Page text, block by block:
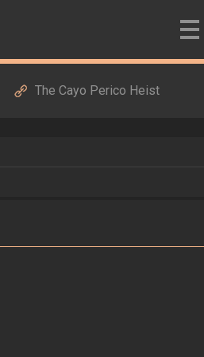
The Cayo Perico Heist